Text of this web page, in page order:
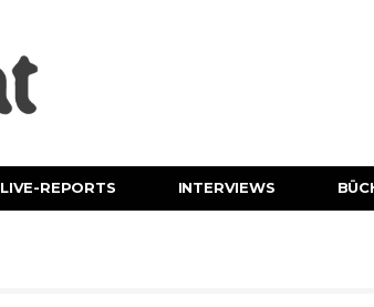
LIVE-REPORTS INTERVIEWS